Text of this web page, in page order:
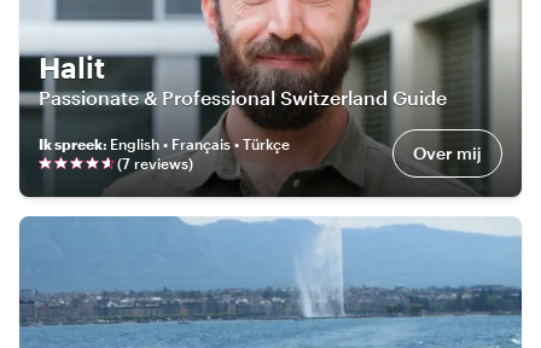
Halit
Passionate & Professional Switzerland Guide
Ik spreek: English • Français • Türkçe
(7 reviews) Over mij